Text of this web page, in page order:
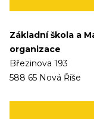
Základní škola a
organizace
Březinova 193
588 65 Nová Říše